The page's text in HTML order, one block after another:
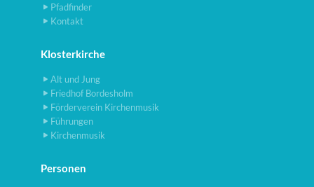
Pfadfinder
Kontakt
Klosterkirche
Alt und Jung
Friedhof Bordesholm
Förderverein Kirchenmusik
Führungen
Kirchenmusik
Personen